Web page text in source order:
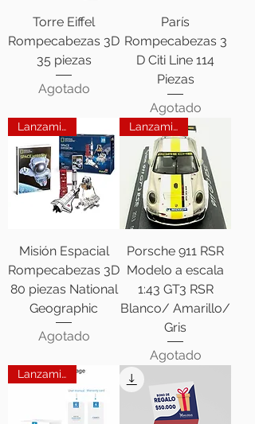
Torre Eiffel
Rompecabezas 3D
35 piezas
Agotado
París
Rompecabezas 3
D Citi Line 114
Piezas
Agotado
Lanzamiento
Misión Espacial
Rompecabezas 3D
80 piezas National
Geographic
Agotado
Lanzamiento
Porsche 911 RSR
Modelo a escala
1:43 GT3 RSR
Blanco/ Amarillo/
Gris
Agotado
Lanzamiento